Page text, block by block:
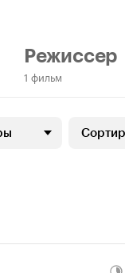
Режиссер
1 фильм